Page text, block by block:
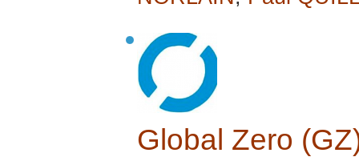
Global Zero